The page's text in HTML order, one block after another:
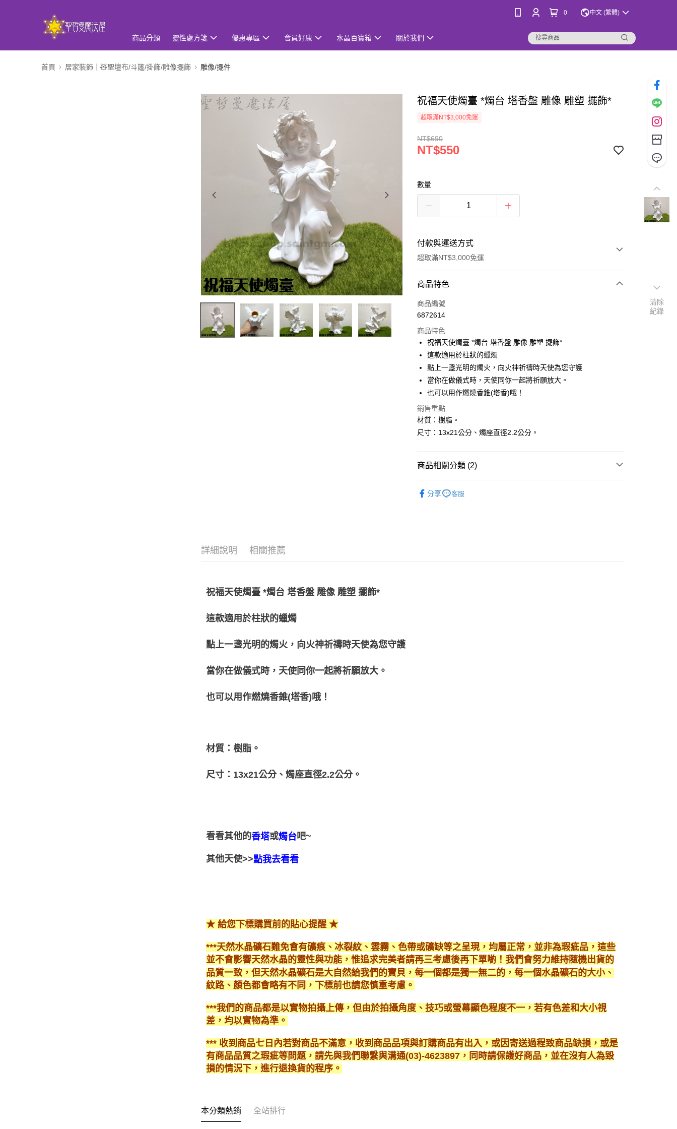
0 中文 (繁體)
商品分類 靈性處方箋 優惠專區 會員好康 水晶百寶箱 關於我們
首頁 居家裝飾｜🧸聖壇布/斗篷/掛飾/雕像擺飾 雕像/擺件
祝福天使燭臺 *燭台 塔香盤 雕像 雕塑 擺飾*
超取滿NT$3,000免運
NT$690
NT$550
數量
付款與運送方式
超取滿NT$3,000免運
付款方式
信用卡一次付款
LINE Pay
Apple Pay
街口支付
悠遊付
ATM付款
全家取貨付款
7-11取貨付款
商品特色
商品編號
6872614
商品特色
祝福天使燭臺 *燭台 塔香盤 雕像 雕塑 擺飾*
這款適用於柱狀的蠟燭
點上一盞光明的燭火，向火神祈禱時天使為您守護
當你在做儀式時，天使同你一起將祈願放大。
也可以用作燃燒香錐(塔香)哦！
銷售重點
材質：樹脂。
尺寸：13x21公分、燭座直徑2.2公分。
商品相關分類 (2)
分享 客服
詳細說明 相關推薦
祝福天使燭臺 *燭台 塔香盤 雕像 雕塑 擺飾*
這款適用於柱狀的蠟燭
點上一盞光明的燭火，向火神祈禱時天使為您守護
當你在做儀式時，天使同你一起將祈願放大。
也可以用作燃燒香錐(塔香)哦！
材質：樹脂。
尺寸：13x21公分、燭座直徑2.2公分。
看看其他的香塔或燭台吧~
其他天使>>點我去看看
★ 給您下標購買前的貼心提醒 ★
***天然水晶礦石難免會有礦痕、冰裂紋、雲霧、色帶或礦缺等之呈現，均屬正常，並非為瑕疵品，這些
並不會影響天然水晶的靈性與功能，惟追求完美者請再三考慮後再下單喲！我們會努力維持隨機出貨的
品質一致，但天然水晶礦石是大自然給我們的寶貝，每一個都是獨一無二的，每一個水晶礦石的大小、
紋路、顏色都會略有不同，下標前也請您慎重考慮。
***我們的商品都是以實物拍攝上傳，但由於拍攝角度、技巧或螢幕顯色程度不一，若有色差和大小視
差，均以實物為準。
*** 收到商品七日內若對商品不滿意，收到商品品項與訂購商品有出入，或因寄送過程致商品缺損，或是
有商品品質之瑕疵等問題，請先與我們聯繫與溝通(03)-4623897，同時請保護好商品，並在沒有人為毀
損的情況下，進行退換貨的程序。
本分類熱銷 全站排行
清除
紀錄